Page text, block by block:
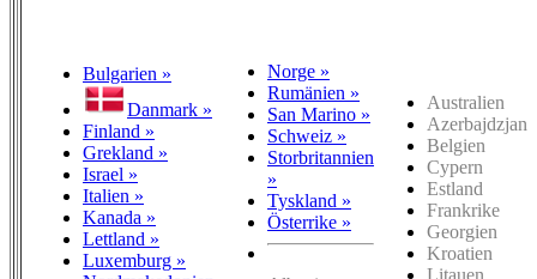
Bulgarien »
Danmark »
Finland »
Grekland »
Israel »
Italien »
Kanada »
Lettland »
Luxemburg »
Norge »
Rumänien »
San Marino »
Schweiz »
Storbritannien
»
Tyskland »
Österrike »
Australien
Azerbajdzjan
Belgien
Cypern
Estland
Frankrike
Georgien
Kroatien